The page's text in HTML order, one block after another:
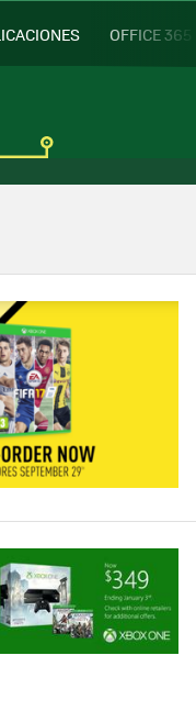
OFFICE 365